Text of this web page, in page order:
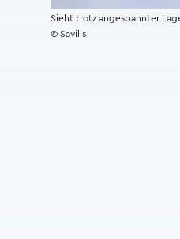
Sieht trotz angespannter
© Savills